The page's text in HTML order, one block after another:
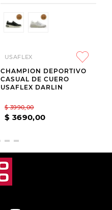
USAFLEX
CHAMPION DEPORTIVO
CASUAL DE CUERO
USAFLEX DARLIN
$ 3990,00
$ 3690,00